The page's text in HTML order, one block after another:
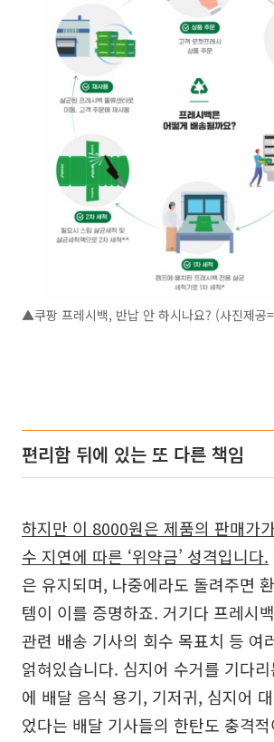
▲쿠팡 프레시백, 반납 안 하시나요? (사진제공
편리함 뒤에 있는 또 다른 책임
하지만 이 8000원은 제품의 판매가
수 지연에 따른 ‘위약금’ 성격입니다.
은 유지되며, 나중에라도 돌려주면
템이 이를 증명하죠. 거기다 프레시
관련 배송 기사의 회수 목표치 등 여
얽혀있습니다. 심지어 수거를 기다
에 배달 음식 용기, 기저귀, 심지어
었다는 배달 기사들의 한탄도 충격